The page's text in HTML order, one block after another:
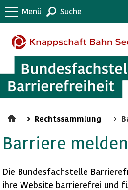
Menü Suche
Rechtssammlung
Barriere melden
Die Bundesfachstelle
ihre Website barrierefrei und